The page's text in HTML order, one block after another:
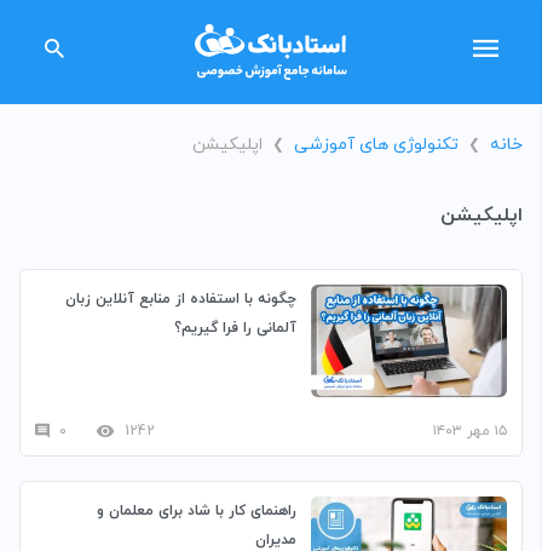
خانه ❯ تکنولوژی های آموزشی ❯ اپلیکیشن
اپلیکیشن
چگونه با استفاده از منابع آنلاین زبان
آلمانی را فرا گیریم؟
۱۵ مهر ۱۴۰۳ 1242 ۰
راهنمای کار با شاد برای معلمان و
مدیران